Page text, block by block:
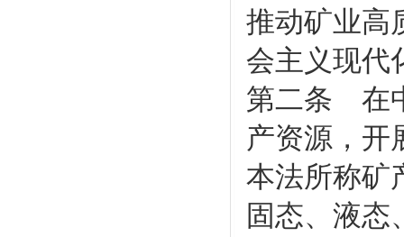
推动矿业高
会主义现代
第二条 在
产资源，开
本法所称矿
固态、液态